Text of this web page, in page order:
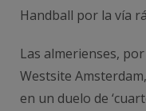
Handball por la vía
Las almerienses,
Westsite
en un duelo de